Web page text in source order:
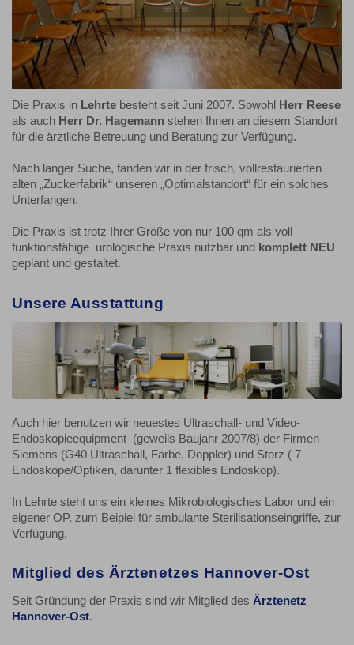
Die Praxis in Lehrte besteht seit Juni 2007. Sowohl
Herr Reese
als auch Herr Dr. Hagemann stehen Ihnen an diesem Standort
für die ärztliche Betreuung und Beratung zur Verfügung.
Nach langer Suche, fanden wir in der frisch, vollrestaurierten
alten „Zuckerfabrik“ unseren „Optimalstandort“ für ein solches
Unterfangen.
Die Praxis ist trotz Ihrer Größe von nur 100 qm als voll
funktionsfähige urologische Praxis nutzbar und komplett NEU
geplant und gestaltet.
Unsere Ausstattung
Auch hier benutzen wir neuestes Ultraschall- und Video-
Endoskopieequipment (geweils Baujahr 2007/8) der Firmen
Siemens (G40 Ultraschall, Farbe, Doppler) und Storz ( 7
Endoskope/Optiken, darunter 1 flexibles Endoskop).
In Lehrte steht uns ein kleines Mikrobiologisches Labor und ein
eigener OP, zum Beipiel für ambulante Sterilisationseingriffe, zur
Verfügung.
Mitglied des Ärztenetzes Hannover-Ost
Seit Gründung der Praxis sind wir Mitglied des Ärztenetz
Hannover-Ost.